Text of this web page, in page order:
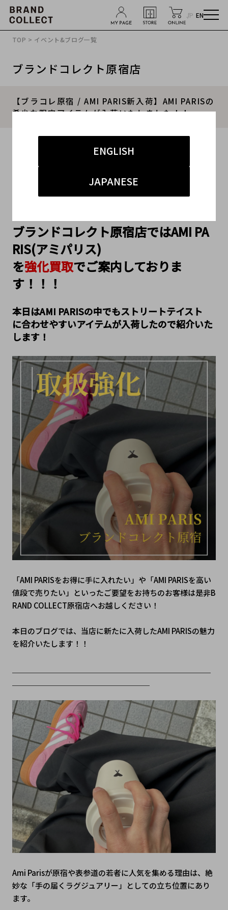
JP EN
ENGLISH
JAPANESE
TOP > イベント&ブログ一覧
ブランドコレクト原宿店
【ブラコレ原宿 / AMI PARIS新入荷】AMI PARISの
希少な限定アイテムが入荷いたしました！！
#アミパリス
#原宿 ストリート
ブランドコレクト原宿店ではAMI PA
RIS(アミパリス)
を強化買取でご案内しておりま
す！！！
本日はAMI PARISの中でもストリートテイスト
に合わせやすいアイテムが入荷したので紹介いた
します！
「AMI PARISをお得に手に入れたい」や「AMI PARISを高い
値段で売りたい」といったご要望をお持ちのお客様は是非B
RAND COLLECT原宿店へお越しください！
本日のブログでは、当店に新たに入荷したAMI PARISの魅力
を紹介いたします！！
Ami Parisが原宿や表参道の若者に人気を集める理由は、絶
妙な「手の届くラグジュアリー」としての立ち位置にあり
ます。